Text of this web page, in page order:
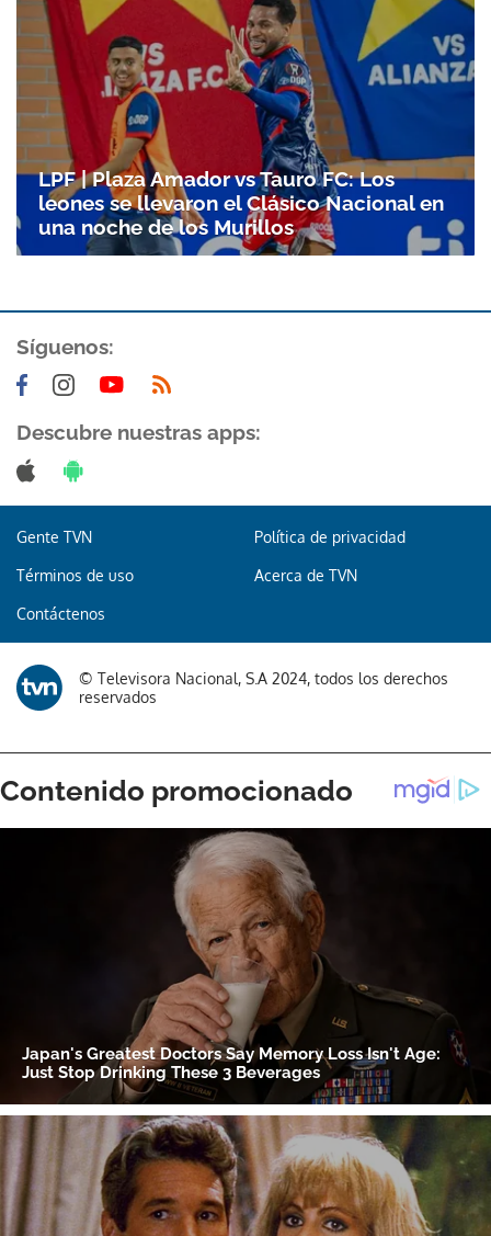
LPF | Plaza Amador vs Tauro FC: Los
leones se llevaron el Clásico Nacional en
una noche de los Murillos
Síguenos:
Descubre nuestras apps:
Gente TVN Política de privacidad
Términos de uso Acerca de TVN
Contáctenos
© Televisora Nacional, S.A 2024, todos los derechos
reservados